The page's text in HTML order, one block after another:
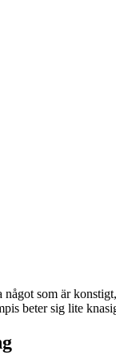
som är
beter sig lite